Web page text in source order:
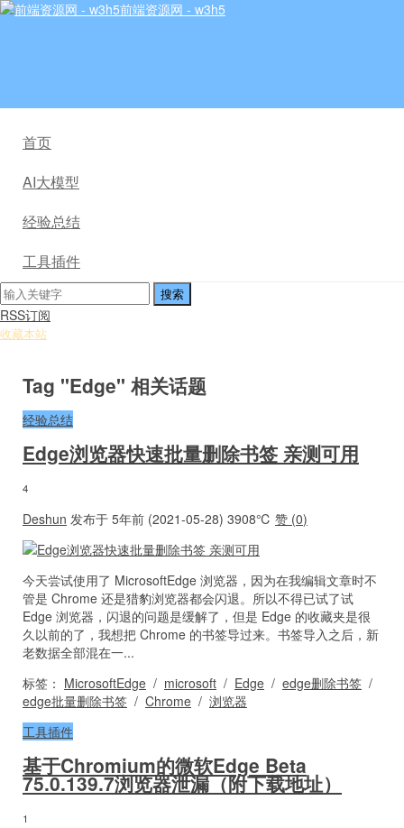
前端资源网 - w3h5
首页
AI大模型
经验总结
工具插件
RSS订阅
收藏本站
Tag "Edge" 相关话题
经验总结
Edge浏览器快速批量删除书签 亲测可用
4
Deshun 发布于 5年前 (2021-05-28) 3908℃ 赞 (0)
今天尝试使用了 MicrosoftEdge 浏览器，因为在我编辑文章时不
管是 Chrome 还是猎豹浏览器都会闪退。所以不得已试了试
Edge 浏览器，闪退的问题是缓解了，但是 Edge 的收藏夹是很
久以前的了，我想把 Chrome 的书签导过来。书签导入之后，新
老数据全部混在一...
标签： MicrosoftEdge / microsoft / Edge / edge删除书签 /
edge批量删除书签 / Chrome / 浏览器
工具插件
基于Chromium的微软Edge Beta
75.0.139.7浏览器泄漏（附下载地址）
1